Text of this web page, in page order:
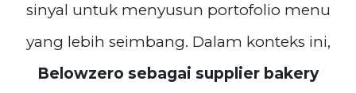
sinyal untuk menyusun portofolio menu
yang lebih seimbang. Dalam konteks ini,
Belowzero sebagai supplier bakery